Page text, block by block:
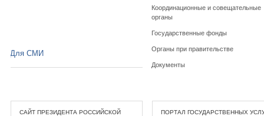
Координационные и совещательные
органы
Государственные фонды
Органы при правительстве
Документы
Для СМИ
САЙТ ПРЕЗИДЕНТА РОССИЙСКОЙ
ПОРТАЛ ГОСУДАРСТВЕННЫХ